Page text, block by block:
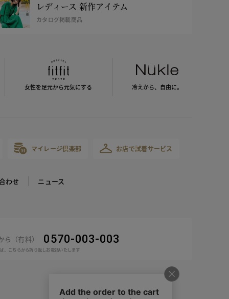
レディース 新作アイテム
カタログ掲載商品
女性を足元から元気にする 冷えから、 自由に。
マイレージ倶楽部 お店で試着サービス
わせ ニュース
（有料） 0570-003-003
、こちらから折り返しお電話いたします